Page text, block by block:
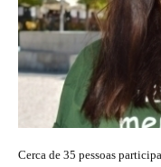
Cerca de 35 pessoas